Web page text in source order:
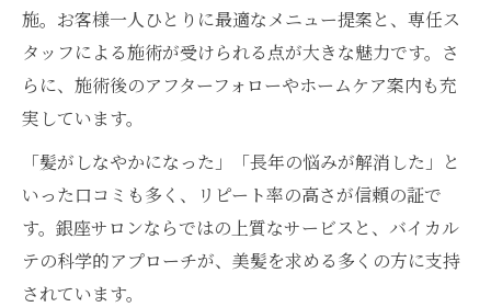
施。お客様一人ひとりに最適なメニュー提案と、専任ス
タッフによる施術が受けられる点が大きな魅力です。さ
らに、施術後のアフターフォローやホームケア案内も充
実しています。
「髪がしなやかになった」「長年の悩みが解消した」と
いった口コミも多く、リピート率の高さが信頼の証で
す。銀座サロンならではの上質なサービスと、バイカル
テの科学的アプローチが、美髪を求める多くの方に支持
されています。